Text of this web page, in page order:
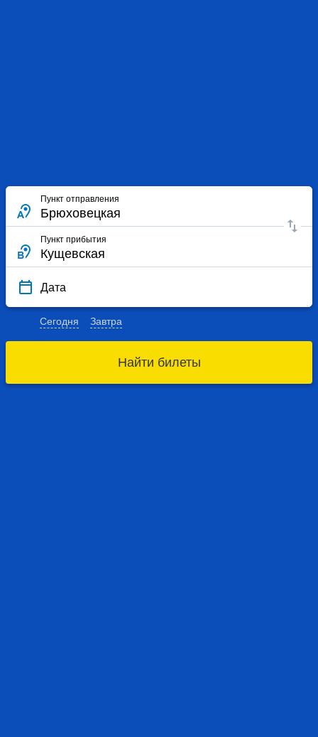
Пункт отправления
Пункт прибытия
Дата
Сегодня Завтра
Найти билеты